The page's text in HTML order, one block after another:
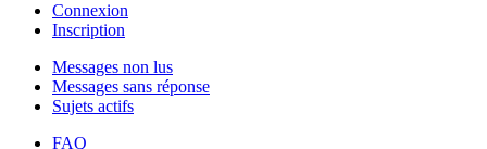
Connexion
Inscription
Messages non lus
Messages sans réponse
Sujets actifs
FAQ